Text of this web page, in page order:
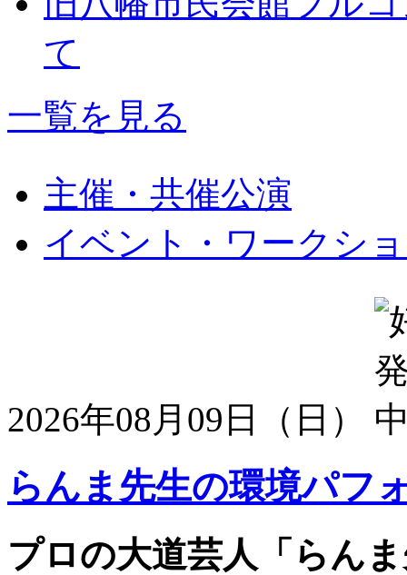
て
一覧を見る
主催・共催公演
イベント・ワークシ
2026年08月09日（日）
らんま先生の環境パフ
プロの大道芸人「らん